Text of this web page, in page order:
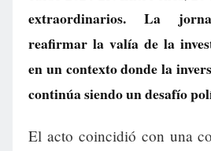
extraordinarios. La
reafirmar la valía de la
en un contexto donde la
continúa siendo un desafío
El acto coincidió con una